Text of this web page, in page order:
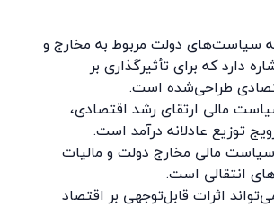
سیاست‌های دولت مربوط به مخارج و
دارد که برای تأثیرگذاری بر
طراحی‌شده است.
مالی ارتقای رشد اقتصادی،
توزیع عادلانه درآمد است.
سیاست مالی مخارج دولت و مالیات
انتقالی است.
اثرات قابل‌توجهی بر اقتصاد